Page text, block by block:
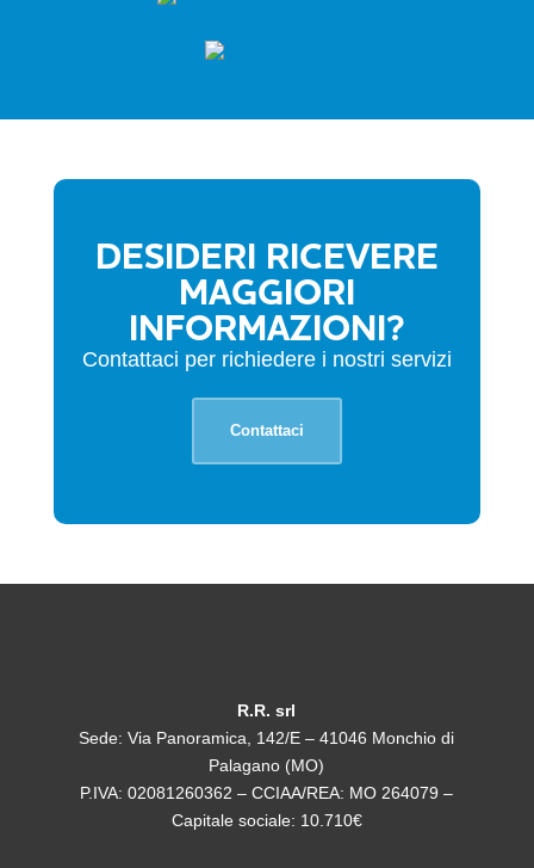
DESIDERI RICEVERE
MAGGIORI
INFORMAZIONI?
Contattaci per richiedere i nostri servizi
Contattaci
R.R. srl
Sede: Via Panoramica, 142/E – 41046 Monchio di
Palagano (MO)
P.IVA: 02081260362 – CCIAA/REA: MO 264079 –
Capitale sociale: 10.710€